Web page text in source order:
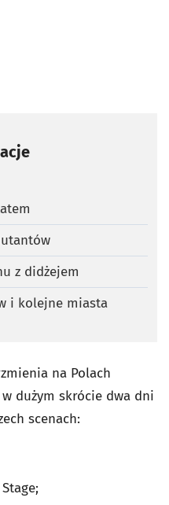
z didżejem
i kolejne miasta
na Polach
dużym skrócie dwa dni
scenach: